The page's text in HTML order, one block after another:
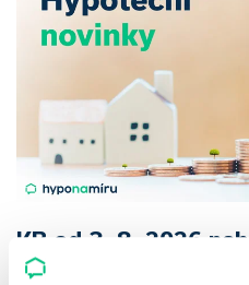
KB od 3. 8. 2026
5,19 %, ČSOB